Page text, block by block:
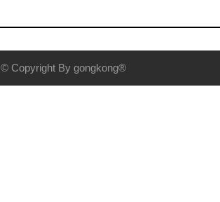
© Copyright By gongkong®